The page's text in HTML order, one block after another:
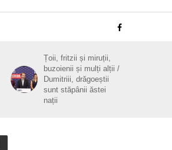
Țoii, fritzii și miruții,
buzoienii și mulți alții /
Dumitriii, drăgoeștii
sunt stăpânii ăstei
nații